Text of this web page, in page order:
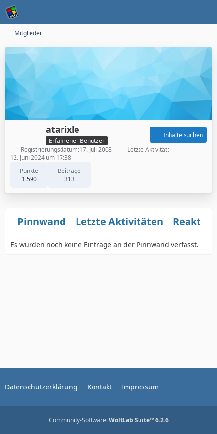
Mitglieder
atarixle
Erfahrener Benutzer
Punkte
1.590
Beiträge
313
Inhalte suchen
Registrierungsdatum 17. Juli 2008
Letzte Aktivität
12. Juni 2024 um 17:38
Pinnwand Letzte Aktivitäten
Es wurden noch keine Einträge an der Pinnwand verfasst.
Datenschutzerklärung Kontakt Impressum
Community-Software:WoltLab Suite™ 6.2.6